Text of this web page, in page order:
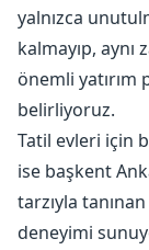
yalnızca
kalmayıp,
önemli yatırım
belirliyoruz.
Tatil evleri için
ise başkent
tarzıyla
deneyimi